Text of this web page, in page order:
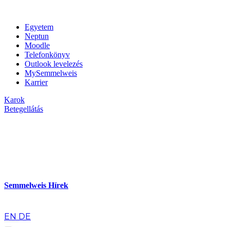
Egyetem
Neptun
Moodle
Telefonkönyv
Outlook levelezés
MySemmelweis
Karrier
Karok
Betegellátás
Semmelweis Hírek
EN DE